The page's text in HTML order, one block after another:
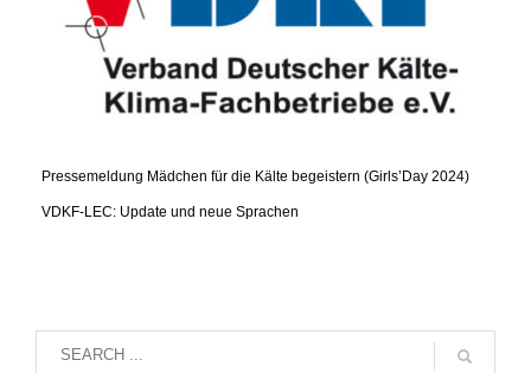
Pressemeldung Mädchen für die Kälte begeistern (Girls’Day 2024)
VDKF-LEC: Update und neue Sprachen